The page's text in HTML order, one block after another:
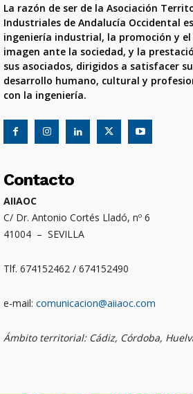
La razón de ser de la Asociación
Industriales de Andalucía Occidental
ingeniería industrial, la promoción y
imagen ante la sociedad, y la
sus asociados, dirigidos a satisfacer
desarrollo humano, cultural y
con la ingeniería.
Contacto
AIIAOC
C/ Dr. Antonio Cortés Lladó, nº 6
41004 – SEVILLA
Tlf. 674152462 / 674152490
e-mail: comunicacion@aiiaoc.com
Ámbito territorial: Cádiz, Córdoba,